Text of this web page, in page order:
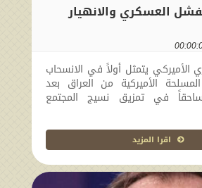
العسكري والانهيار
الأميركي يتمثل أولاً في الانسحاب
الأميركية من العراق بعد
ساحقاً في تمزيق نسيج المجتمع
اقرا المزيد